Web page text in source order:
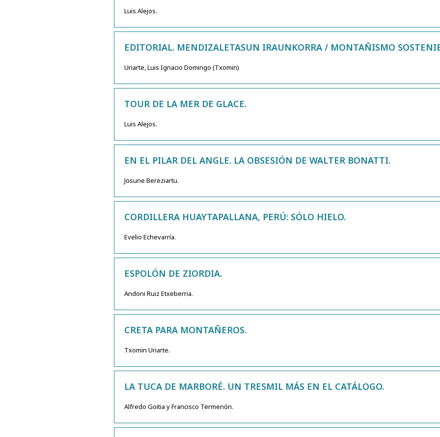
Luis Alejos.
EDITORIAL. MENDIZALETASUN IRAUNKORRA / MONTAÑISMO
Uriarte, Luis Ignacio Domingo (Txomin)
TOUR DE LA MER DE GLACE.
Luis Alejos.
EN EL PILAR DEL ANGLE. LA OBSESIÓN DE WALTER BONATTI.
Josune Bereziartu.
CORDILLERA HUAYTAPALLANA, PERÚ: SÓLO HIELO.
Evelio Echevarría.
ESPOLÓN DE ZIORDIA.
Andoni Ruiz Etxeberria.
CRETA PARA MONTAÑEROS.
Txomin Uriarte.
LA TUCA DE MARBORÉ. UN TRESMIL MÁS EN EL CATÁLOGO.
Alfredo Goitia y Francisco Termenón.